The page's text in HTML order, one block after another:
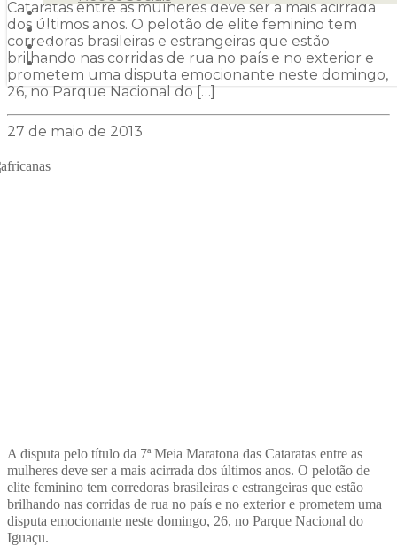
Clientes
Releases
Blog
Contato
Cataratas entre as mulheres deve ser a mais acirrada
dos últimos anos. O pelotão de elite feminino tem
corredoras brasileiras e estrangeiras que estão
brilhando nas corridas de rua no país e no exterior e
prometem uma disputa emocionante neste domingo,
26, no Parque Nacional do […]
27 de maio de 2013
A disputa pelo título da 7ª Meia Maratona das Cataratas entre as
mulheres deve ser a mais acirrada dos últimos anos. O pelotão de
elite feminino tem corredoras brasileiras e estrangeiras que estão
brilhando nas corridas de rua no país e no exterior e prometem uma
disputa emocionante neste domingo, 26, no Parque Nacional do
Iguaçu.